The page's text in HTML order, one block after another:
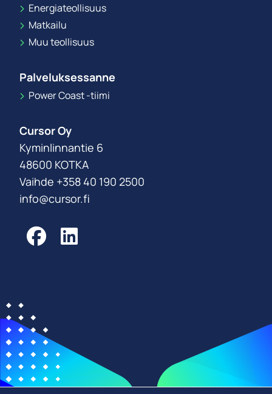
Energiateollisuus
Matkailu
Muu teollisuus
Palveluksessanne
Power Coast -tiimi
Cursor Oy
Kyminlinnantie 6
48600 KOTKA
Vaihde +358 40 190 2500
info@cursor.fi
Facebook